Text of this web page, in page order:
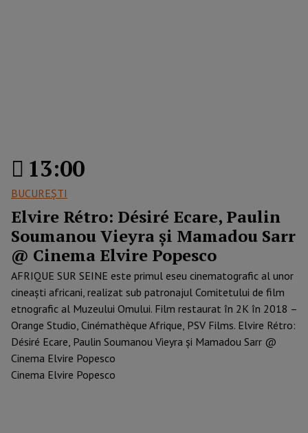
13:00
BUCUREŞTI
Elvire Rétro: Désiré Ecare, Paulin
Soumanou Vieyra și Mamadou Sarr
@ Cinema Elvire Popesco
AFRIQUE SUR SEINE este primul eseu cinematografic al unor
cineaști africani, realizat sub patronajul Comitetului de film
etnografic al Muzeului Omului. Film restaurat în 2K în 2018 –
Orange Studio, Cinémathèque Afrique, PSV Films. Elvire Rétro:
Désiré Ecare, Paulin Soumanou Vieyra și Mamadou Sarr @
Cinema Elvire Popesco
Cinema Elvire Popesco